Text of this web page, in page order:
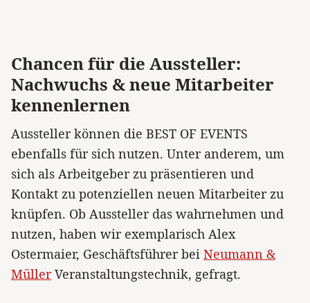
Chancen für die Aussteller:
Nachwuchs & neue Mitarbeiter
kennenlernen
Aussteller können die BEST OF EVENTS
ebenfalls für sich nutzen. Unter anderem, um
sich als Arbeitgeber zu präsentieren und
Kontakt zu potenziellen neuen Mitarbeiter zu
knüpfen. Ob Aussteller das wahrnehmen und
nutzen, haben wir exemplarisch Alex
Ostermaier, Geschäftsführer bei Neumann &
MüllerVeranstaltungstechnik, gefragt.